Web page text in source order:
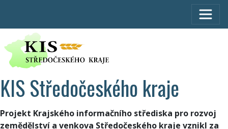
KIS Středočeského kraje
Projekt Krajského informačního střediska pro rozvoj
zemědělství a venkova Středočeského kraje vznikl za